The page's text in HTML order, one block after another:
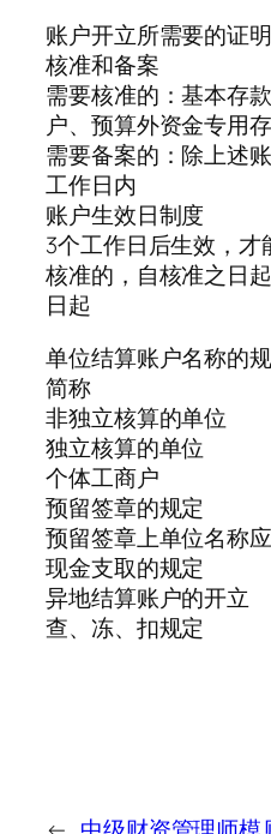
账户开立所需要的证
核准和备案
需要核准的：基本存
户、预算外资金专用
需要备案的：除上述
工作日内
账户生效日制度
3个工作日后生效，才
核准的，自核准之日
日起
单位结算账户名称的
简称
非独立核算的单位
独立核算的单位
个体工商户
预留签章的规定
预留签章上单位名称
现金支取的规定
异地结算账户的开立
查、冻、扣规定